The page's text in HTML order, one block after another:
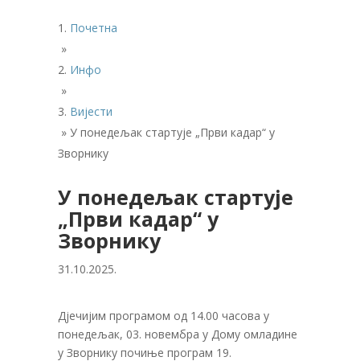
Почетна
»
Инфо
»
Вијести
»У понедељак стартује „Први кадар“ у
Зворнику
У понедељак стартује
„Први кадар“ у
Зворнику
31.10.2025.
Дјечијим програмом од 14.00 часова у
понедељак, 03. новембра у Дому омладине
у Зворнику почиње програм 19.